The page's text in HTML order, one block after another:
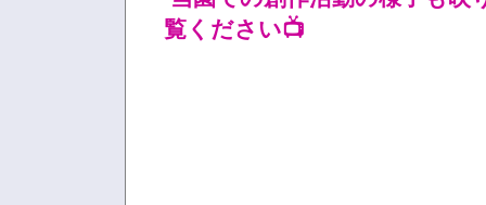
覧ください📺